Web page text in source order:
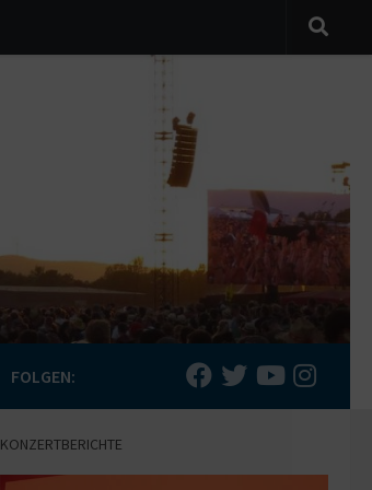
FOLGEN:
KONZERTBERICHTE